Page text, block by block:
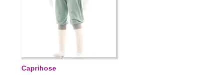
Caprihose